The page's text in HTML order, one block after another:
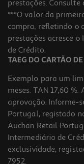
Base Bb Cream
4.19 €/un
4,19 €
prestações. Consulte
***O valor da
compra, refletindo o
prestações acresce
de Crédito.
TAEG DO CARTÃO
Exemplo para um
meses. TAN 17,60
aprovação. Informe-
Portugal, registado
Auchan Retail
Intermediário de
exclusividade,
7952.